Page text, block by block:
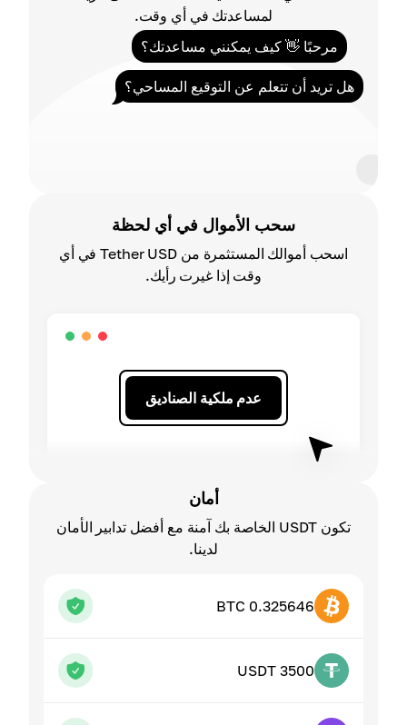
مرحبًا 👋 كيف يمكنني مساعدتك؟
هل تريد أن تتعلم عن التوقيع المساحي؟
لمساعدتك في أي وقت.
عدم ملكية الصناديق
سحب الأموال في أي لحظة
اسحب أموالك المستثمرة من Tether USD في أي
وقت إذا غيرت رأيك.
0.325646 BTC
3500 USDT
أمان
تكون USDT الخاصة بك آمنة مع أفضل تدابير الأمان
لدينا.